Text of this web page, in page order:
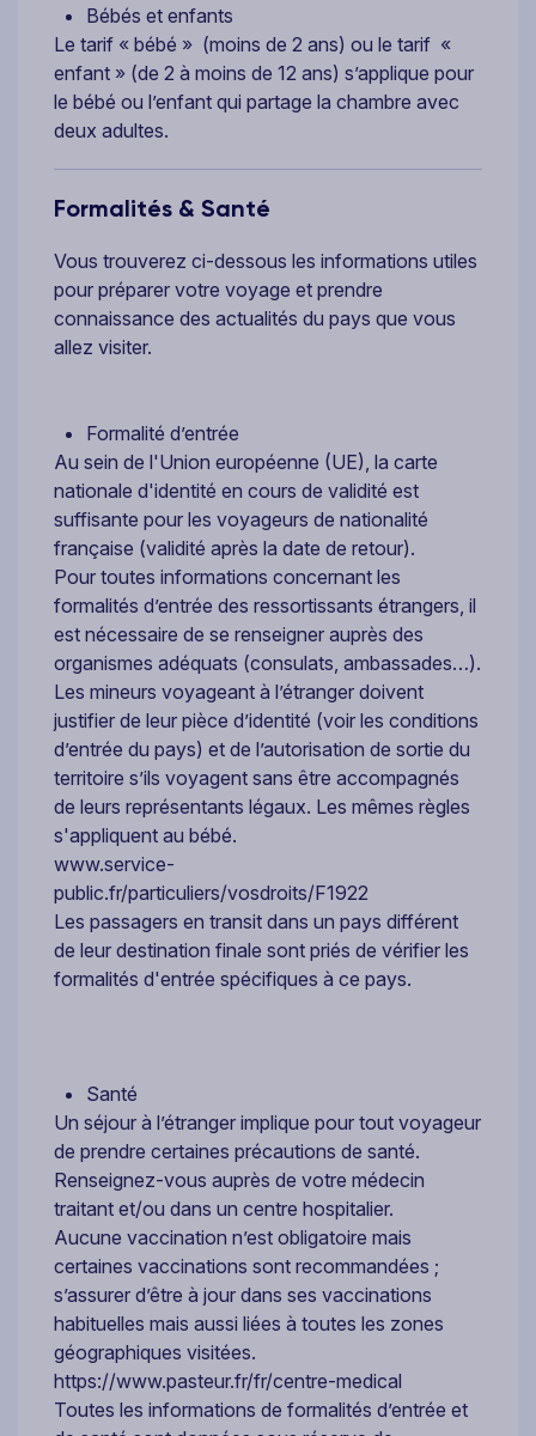
Bébés et enfants
Le tarif « bébé » (moins de 2 ans) ou le tarif «
enfant » (de 2 à moins de 12 ans) s’applique pour
le bébé ou l’enfant qui partage la chambre avec
deux adultes.
Formalités & Santé
Vous trouverez ci-dessous les informations utiles
pour préparer votre voyage et prendre
connaissance des actualités du pays que vous
allez visiter.
Formalité d’entrée
Au sein de l'Union européenne (UE), la carte
nationale d'identité en cours de validité est
suffisante pour les voyageurs de nationalité
française (validité après la date de retour).
Pour toutes informations concernant les
formalités d’entrée des ressortissants étrangers, il
est nécessaire de se renseigner auprès des
organismes adéquats (consulats, ambassades…).
Les mineurs voyageant à l’étranger doivent
justifier de leur pièce d’identité (voir les conditions
d’entrée du pays) et de l’autorisation de sortie du
territoire s’ils voyagent sans être accompagnés
de leurs représentants légaux. Les mêmes règles
s'appliquent au bébé.
www.service-
public.fr/particuliers/vosdroits/F1922
Les passagers en transit dans un pays différent
de leur destination finale sont priés de vérifier les
formalités d'entrée spécifiques à ce pays.
Santé
Un séjour à l’étranger implique pour tout voyageur
de prendre certaines précautions de santé.
Renseignez-vous auprès de votre médecin
traitant et/ou dans un centre hospitalier.
Aucune vaccination n’est obligatoire mais
certaines vaccinations sont recommandées ;
s’assurer d’être à jour dans ses vaccinations
habituelles mais aussi liées à toutes les zones
géographiques visitées.
https://www.pasteur.fr/fr/centre-medical
Toutes les informations de formalités d’entrée et